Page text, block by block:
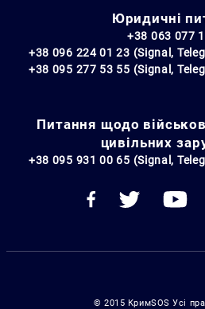
Юридичні
+38 063 077
+38 096 224 01 23 (Signal,
+38 095 277 53 55 (Signal,
Питання щодо
цивільних
+38 095 931 00 65 (Signal,
© 2015 КримSOS Усі